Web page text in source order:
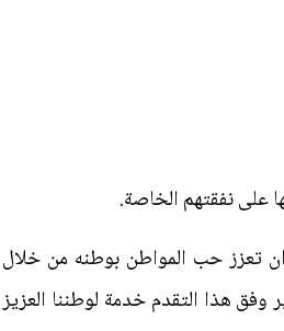
تعزز حب المواطن بوطنه من خلال
وفق هذا التقدم خدمة لوطننا العزيز